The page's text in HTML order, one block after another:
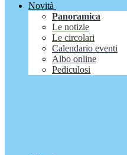
Novità
Panoramica
Le notizie
Le circolari
Calendario eventi
Albo online
Pediculosi